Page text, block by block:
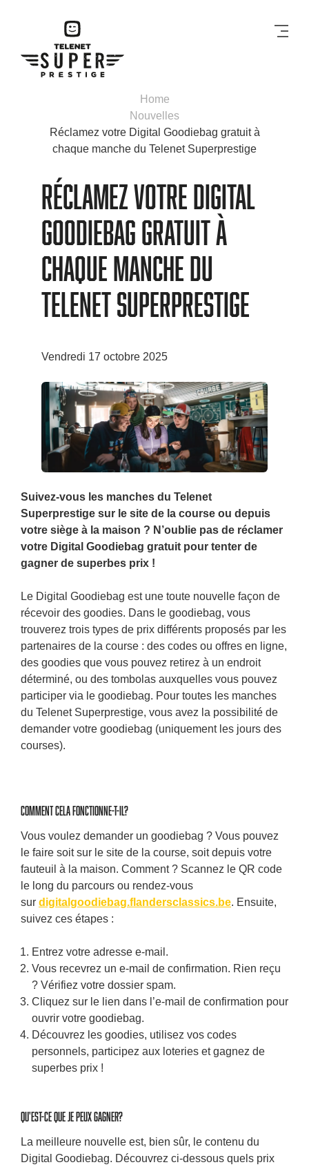
Home
Nouvelles
Réclamez votre Digital Goodiebag gratuit à
chaque manche du Telenet Superprestige
Réclamez votre Digital
Goodiebag gratuit à
chaque manche du
Telenet Superprestige
Vendredi 17 octobre 2025
Suivez-vous les manches du Telenet
Superprestige sur le site de la course ou depuis
votre siège à la maison ? N’oublie pas de réclamer
votre Digital Goodiebag gratuit pour tenter de
gagner de superbes prix !
Le Digital Goodiebag est une toute nouvelle façon de
récevoir des goodies. Dans le goodiebag, vous
trouverez trois types de prix différents proposés par les
partenaires de la course : des codes ou offres en ligne,
des goodies que vous pouvez retirez à un endroit
déterminé, ou des tombolas auxquelles vous pouvez
participer via le goodiebag. Pour toutes les manches
du Telenet Superprestige, vous avez la possibilité de
demander votre goodiebag (uniquement les jours des
courses).
Comment cela fonctionne-t-il?
Vous voulez demander un goodiebag ? Vous pouvez
le faire soit sur le site de la course, soit depuis votre
fauteuil à la maison. Comment ? Scannez le QR code
le long du parcours ou rendez-vous
sur digitalgoodiebag.flandersclassics.be. Ensuite,
suivez ces étapes :
Entrez votre adresse e-mail.
Vous recevrez un e-mail de confirmation. Rien reçu
? Vérifiez votre dossier spam.
Cliquez sur le lien dans l’e-mail de confirmation pour
ouvrir votre goodiebag.
Découvrez les goodies, utilisez vos codes
personnels, participez aux loteries et gagnez de
superbes prix !
Qu'est-ce que je peux gagner?
La meilleure nouvelle est, bien sûr, le contenu du
Digital Goodiebag. Découvrez ci-dessous quels prix